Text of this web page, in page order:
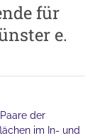
für
e.
der
im In- und